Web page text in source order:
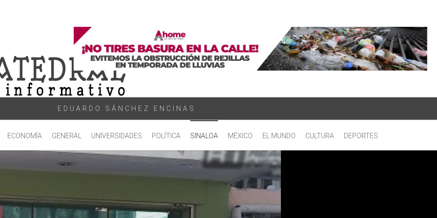
EDUARDO SÁNCHEZ ENCINAS
ECONOMÍA GENERAL UNIVERSIDADES POLÍTICA SINALOA MÉXICO EL MUNDO CULTURA DEPORTES